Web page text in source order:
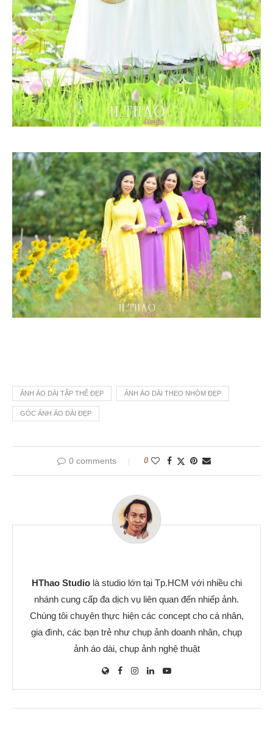
ẢNH ÁO DÀI TẬP THỂ ĐẸP ẢNH ÁO DÀI THEO NHÓM ĐẸP
GÓC ẢNH ÁO DÀI ĐẸP
0 comments 0
HThao Studiolà studio lớn tại Tp.HCM với nhiều chi
nhánh cung cấp đa dịch vụ liên quan đến nhiếp ảnh.
Chúng tôi chuyên thực hiện các concept cho cá nhân,
gia đình, các bạn trẻ như chụp ảnh doanh nhân, chụp
ảnh áo dài, chụp ảnh nghệ thuật